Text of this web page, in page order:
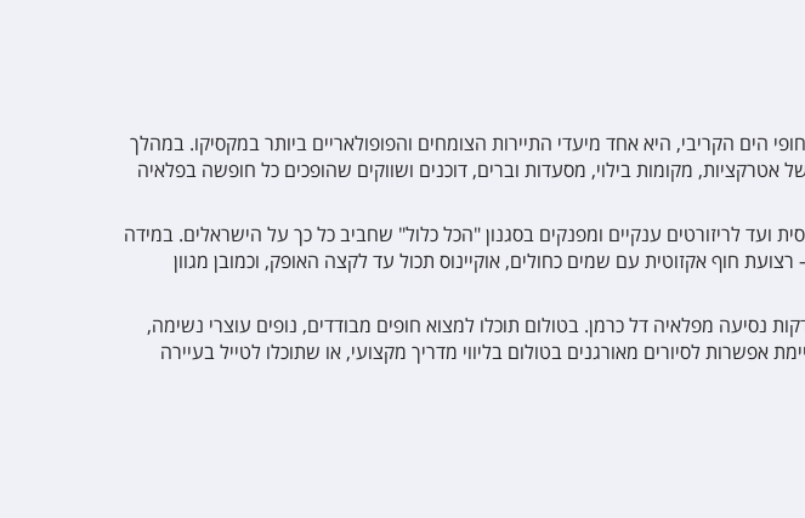
הים הקריבי, היא אחד מיעדי התיירות הצומחים והפופולאריים ביותר במקסיקו. במהלך
מקומות בילוי, מסעדות וברים, דוכנים ושווקים שהופכים כל חופשה בפלאיה
ועד לריזורטים ענקיים ומפנקים בסגנון "הכל כלול" שחביב כל כך על הישראלים. במידה
חוף אקזוטית עם שמים כחולים, אוקיינוס תכול עד לקצה האופק, וכמובן מגוון
כבר הגעתם לפלאיה דל כרמן – אל תפספסו ביקור בטולום, עיירה קטנה במרחק של כ-40 דקות נסיעה מפלאיה דל כרמן. בטולום תוכלו למצוא חופים מבודדים, נופים עוצרי נשימה,
לסיורים מאורגנים בטולום בליווי מדריך מקצועי, או שתוכלו לטייל בעיירה